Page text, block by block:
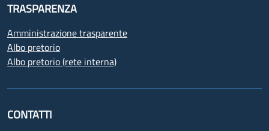
TRASPARENZA
Amministrazione trasparente
Albo pretorio
Albo pretorio (rete interna)
CONTATTI